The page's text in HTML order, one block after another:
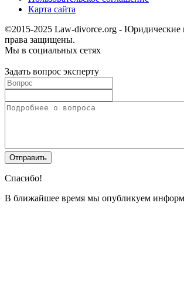
Карта сайта
©2015-2025 Law-divorce.org - Юридические
права защищены.
Мы в социальных сетях
Задать вопрос эксперту
Спасибо!
В ближайшее время мы опубликуем